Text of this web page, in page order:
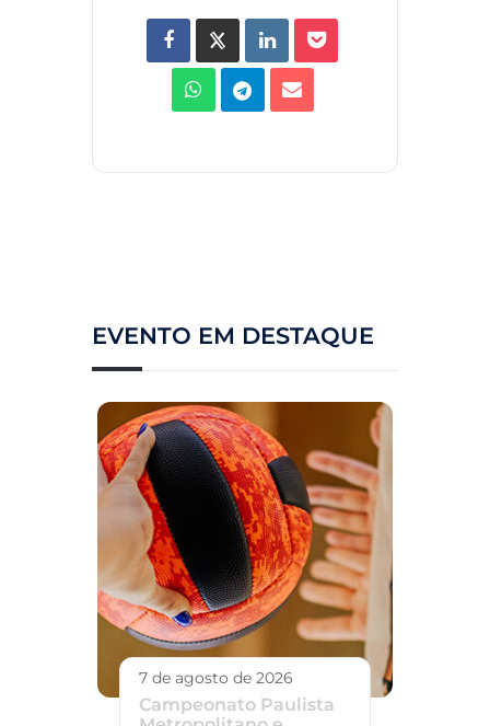
EVENTO EM DESTAQUE
7 de agosto de 2026
Campeonato Paulista